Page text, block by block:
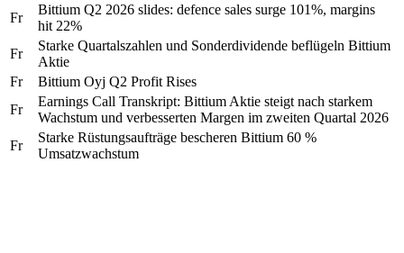
Fr
Bittium Q2 2026 slides: defence sales surge 101%, margins
hit 22%
Fr
Starke Quartalszahlen und Sonderdividende beflügeln Bittium
Aktie
Fr
Bittium Oyj Q2 Profit Rises
Fr
Earnings Call Transkript: Bittium Aktie steigt nach starkem
Wachstum und verbesserten Margen im zweiten Quartal 2026
Fr
Starke Rüstungsaufträge bescheren Bittium 60 %
Umsatzwachstum